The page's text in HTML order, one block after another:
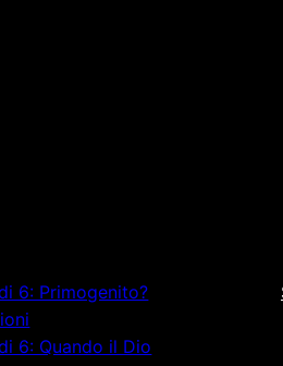
6: Primogenito?
6: Quando il Dio